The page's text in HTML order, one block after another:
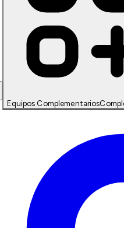
Equipos Complementarios